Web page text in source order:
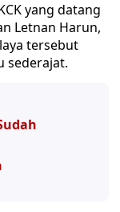
yang datang
Letnan Harun,
tersebut
sederajat.